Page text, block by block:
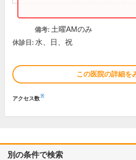
備考: 土曜AMのみ
休診日: 水、日、祝
この医院の詳細を
アクセス数※
別の条件で検索